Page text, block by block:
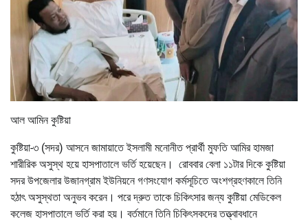
আল আমিন কুষ্টিয়া
কুষ্টিয়া-৩ (সদর) আসনে জামায়াতে ইসলামী মনোনীত প্রার্থী মুফতি আমির হামজা
শারীরিক অসুস্থ হয়ে হাসপাতালে ভর্তি হয়েছেন। রোববার বেলা ১১টার দিকে কুষ্টিয়া
সদর উপজেলার উজানগ্রাম ইউনিয়নে গণসংযোগ কর্মসূচিতে অংশগ্রহণকালে তিনি
হঠাৎ অসুস্থতা অনুভব করেন। পরে দ্রুত তাকে চিকিৎসার জন্য কুষ্টিয়া মেডিকেল
কলেজ হাসপাতালে ভর্তি করা হয়। বর্তমানে তিনি চিকিৎসকদের তত্ত্বাবধানে